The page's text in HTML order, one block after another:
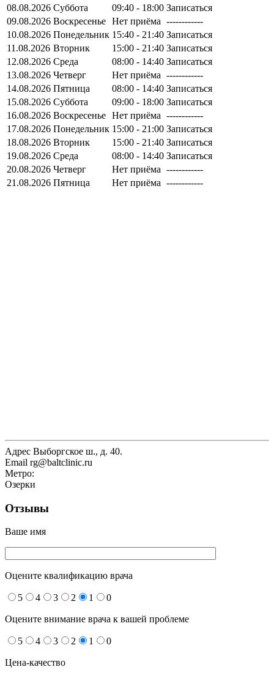
08.08.2026 Суббота 09:40 - 18:00 Записаться
09.08.2026 Воскресенье Нет приёма ------------
10.08.2026 Понедельник 15:40 - 21:40 Записаться
11.08.2026 Вторник 15:00 - 21:40 Записаться
12.08.2026 Среда 08:00 - 14:40 Записаться
13.08.2026 Четверг Нет приёма ------------
14.08.2026 Пятница 08:00 - 14:40 Записаться
15.08.2026 Суббота 09:00 - 18:00 Записаться
16.08.2026 Воскресенье Нет приёма ------------
17.08.2026 Понедельник 15:00 - 21:00 Записаться
18.08.2026 Вторник 15:00 - 21:40 Записаться
19.08.2026 Среда 08:00 - 14:40 Записаться
20.08.2026 Четверг Нет приёма ------------
21.08.2026 Пятница Нет приёма ------------
Адрес Выборгское ш., д. 40.
Email rg@baltclinic.ru
Метро:
Озерки
Отзывы
Ваше имя
Оцените квалификацию врача
5 4 3 2 1 0
Оцените внимание врача к вашей проблеме
5 4 3 2 1 0
Цена-качество